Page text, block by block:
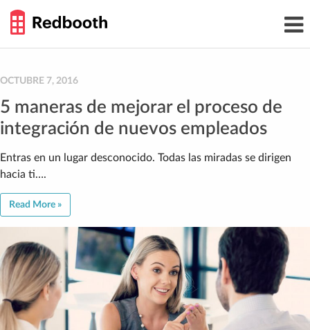
content
GUIDE
OCTUBRE 7, 2016
5 maneras de mejorar el proceso de
integración de nuevos empleados
Entras en un lugar desconocido. Todas las miradas se dirigen
hacia ti….
Read More »